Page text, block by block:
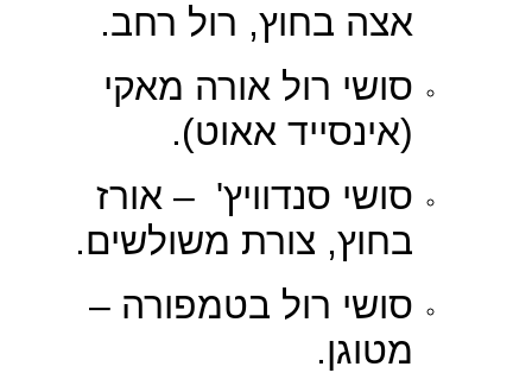
אצה בחוץ, רול רחב.
סושי רול אורה מאקי
(אינסייד אאוט).
סושי סנדוויץ' – אורז
בחוץ, צורת משולשים.
סושי רול בטמפורה –
מטוגן.